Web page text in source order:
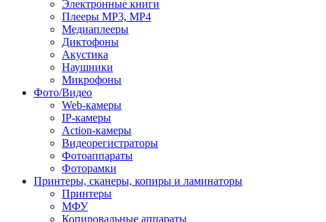
Электронные книги
Плееры MP3, MP4
Медиаплееры
Диктофоны
Акустика
Наушники
Микрофоны
Фото/Видео
Web-камеры
IP-камеры
Action-камеры
Видеорегистраторы
Фотоаппараты
Фоторамки
Принтеры, сканеры, копиры и ламинаторы
Принтеры
МФУ
Копировальные аппараты